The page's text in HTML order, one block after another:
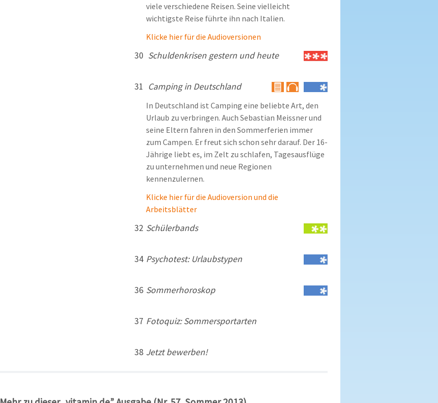
viele verschiedene Reisen. Seine vielleicht
wichtigste Reise führte ihn nach Italien.
Klicke hier für die Audioversionen
30 Schuldenkrisen gestern und heute
31 Camping in Deutschland
In Deutschland ist Camping eine beliebte Art, den
Urlaub zu verbringen. Auch Sebastian Meissner und
seine Eltern fahren in den Sommerferien immer
zum Campen. Er freut sich schon sehr darauf. Der 16-
Jährige liebt es, im Zelt zu schlafen, Tagesausflüge
zu unternehmen und neue Regionen
kennenzulernen.
Klicke hier für die Audioversion und die
Arbeitsblätter
32 Schülerbands
34 Psychotest: Urlaubstypen
36 Sommerhoroskop
37 Fotoquiz: Sommersportarten
38 Jetzt bewerben!